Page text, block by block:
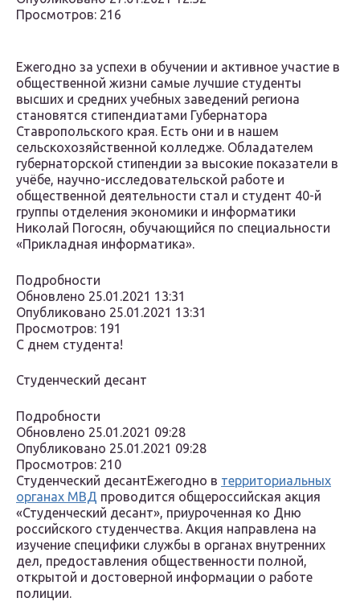
Просмотров: 216
Ежегодно за успехи в обучении и активное участие в
общественной жизни самые лучшие студенты
высших и средних учебных заведений региона
становятся стипендиатами Губернатора
Ставропольского края. Есть они и в нашем
сельскохозяйственной колледже. Обладателем
губернаторской стипендии за высокие показатели в
учёбе, научно-исследовательской работе и
общественной деятельности стал ​и студент 40-й
группы отделения экономики и информатики
Николай Погосян, обучающийся по специальности
«Прикладная информатика».
Подробности
Обновлено 25.01.2021 13:31
Опубликовано 25.01.2021 13:31
Просмотров: 191
С днем студента!
Студенческий десант
Подробности
Обновлено 25.01.2021 09:28
Опубликовано 25.01.2021 09:28
Просмотров: 210
Студенческий десантЕжегодно в территориальных
органах МВД проводится общероссийская акция
«Студенческий десант», приуроченная ко Дню
российского студенчества. Акция направлена на
изучение специфики службы в органах внутренних
дел, предоставления общественности полной,
открытой и достоверной информации о работе
полиции.